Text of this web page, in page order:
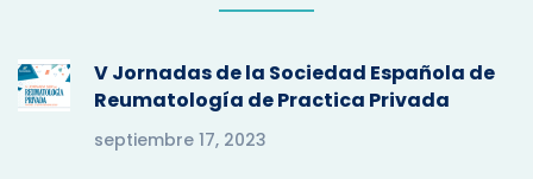
o
r
V Jornadas de la Sociedad Española de
Reumatología de Practica Privada
septiembre 17, 2023